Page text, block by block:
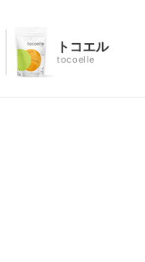
トコエル
tocoelle